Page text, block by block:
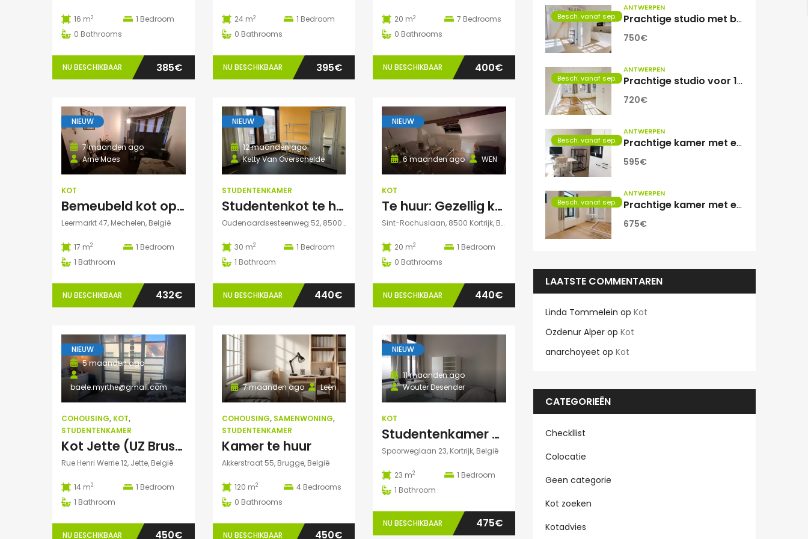
16 m2 1 Bedroom
0 Bathrooms
NU BESCHIKBAAR 385€
24 m2 1 Bedroom
0 Bathrooms
NU BESCHIKBAAR 395€
20 m2 7 Bedrooms
0 Bathrooms
NU BESCHIKBAAR 400€
NIEUW
Arne Maes
7 maanden ago
KOT
Bemeubeld kot op toplocatie in centrum Mechelen met privédouche, dakterras en lavabo
Leermarkt 47, Mechelen, België
17 m2 1 Bedroom
1 Bathroom
NU BESCHIKBAAR 432€
NIEUW
Ketty Van Overschelde
12 maanden ago
STUDENTENKAMER
Studentenkot te huur
Oudenaardsesteenweg 52, 8500 Kortrijk, België
30 m2 1 Bedroom
1 Bathroom
NU BESCHIKBAAR 440€
NIEUW
WEN
6 maanden ago
KOT
Te huur: Gezellig kot in Sint Rochuslaan – Kortrijk
Sint-Rochuslaan, 8500 Kortrijk, België
20 m2 1 Bedroom
0 Bathrooms
NU BESCHIKBAAR 440€
NIEUW
baele.myrthe@gmail.com
5 maanden ago
COHOUSING, KOT,
STUDENTENKAMER
Kot Jette (UZ Brussel) juni-juli-aug-sept 2026
Rue Henri Werrie 12, Jette, België
14 m2 1 Bedroom
1 Bathroom
NU BESCHIKBAAR 450€
Leen
7 maanden ago
COHOUSING, SAMENWONING,
STUDENTENKAMER
Kamer te huur
Akkerstraat 55, Brugge, België
120 m2 4 Bedrooms
0 Bathrooms
NU BESCHIKBAAR 450€
NIEUW
Wouter Desender
11 maanden ago
KOT
Studentenkamer met eigen badkamer
Spoorweglaan 23, Kortrijk, België
23 m2 1 Bedroom
1 Bathroom
NU BESCHIKBAAR 475€
Besch. vanaf sep.
ANTWERPEN
Prachtige studio met balkon voor 1 student(e)!
750€
Besch. vanaf sep.
ANTWERPEN
Prachtige studio voor 1 student(e)
720€
Besch. vanaf sep.
ANTWERPEN
Prachtige kamer met eigen sanitair.
595€
Besch. vanaf sep.
ANTWERPEN
Prachtige kamer met eigen sanitair!
675€
LAATSTE COMMENTAREN
Linda Tommelein op Kot
Özdenur Alper op Kot
anarchoyeet op Kot
CATEGORIEËN
Checkllist
Colocatie
Geen categorie
Kot zoeken
Kotadvies